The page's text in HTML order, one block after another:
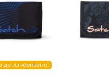
до изчерпване!